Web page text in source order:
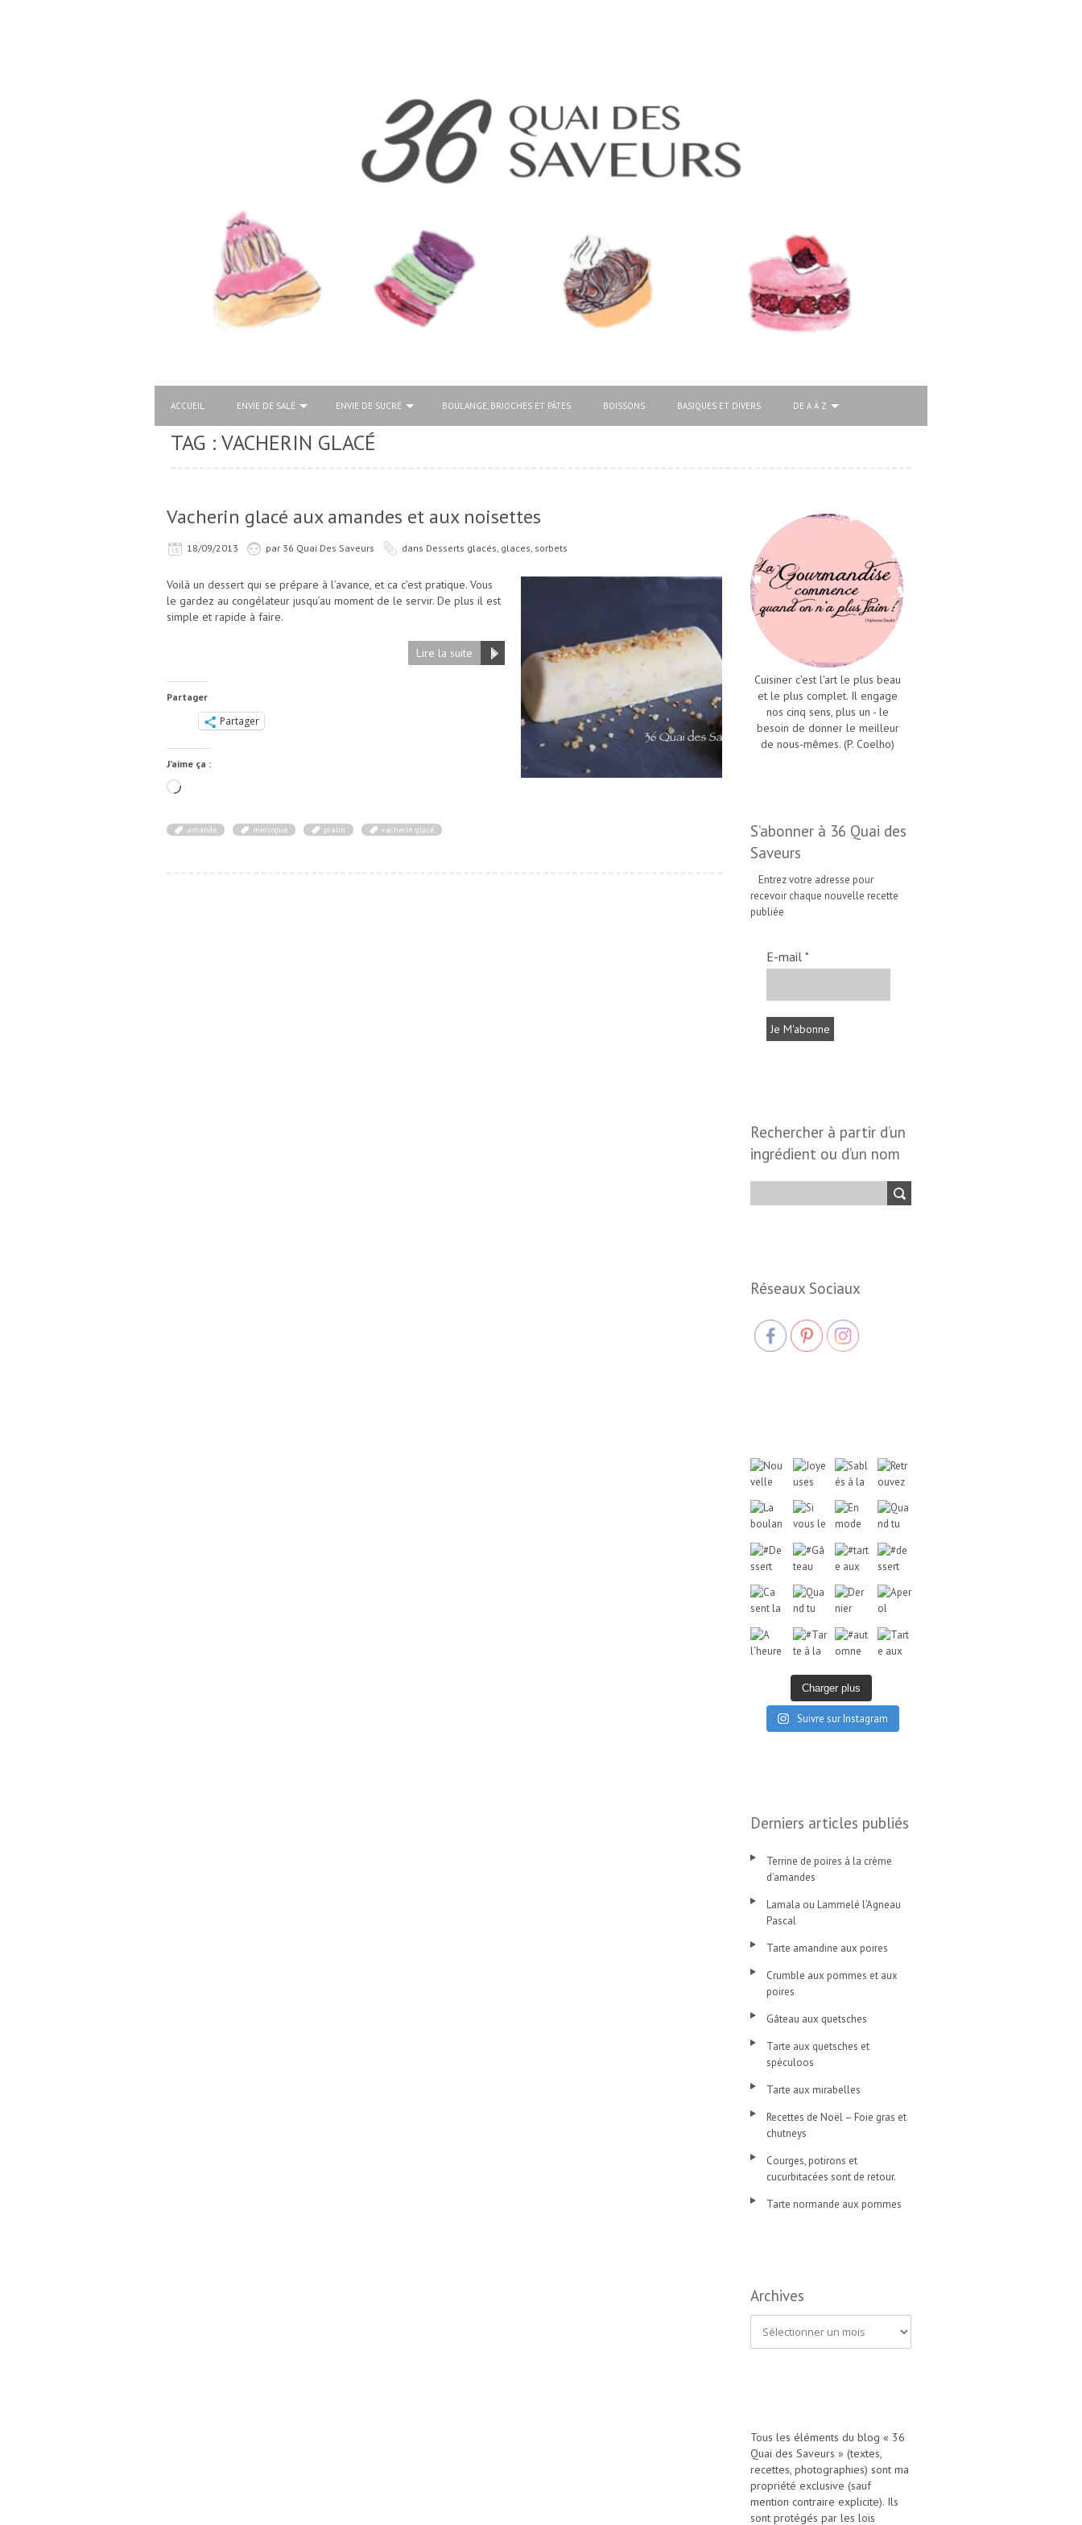
ACCUEIL ENVIE DE SALÉ ENVIE DE SUCRÉ BOULANGE, BRIOCHES ET PÂTES BOISSONS BASIQUES ET DIVERS DE A À Z
TAG : VACHERIN GLACÉ
Vacherin glacé aux amandes et aux noisettes
18/09/2013 par 36 Quai Des Saveurs dans Desserts glacés, glaces, sorbets
Voilà un dessert qui se prépare à l’avance, et ca c’est pratique. Vous
le gardez au congélateur jusqu’au moment de le servir. De plus il est
simple et rapide à faire.
Lire la suite
Partager
Partager
J’aime ça :
Chargement…
amande meringue pralin vacherin glacé
Cuisiner c'est l'art le plus beau
et le plus complet. Il engage
nos cinq sens, plus un - le
besoin de donner le meilleur
de nous-mêmes. (P. Coelho)
S’abonner à 36 Quai des
Saveurs
Entrez votre adresse pour
recevoir chaque nouvelle recette
publiée
E-mail*
Rechercher à partir d’un
ingrédient ou d’un nom
Réseaux Sociaux
Charger plus
Suivre sur Instagram
Derniers articles publiés
Terrine de poires à la crème
d’amandes
Lamala ou Lammelé l’Agneau
Pascal
Tarte amandine aux poires
Crumble aux pommes et aux
poires
Gâteau aux quetsches
Tarte aux quetsches et
spéculoos
Tarte aux mirabelles
Recettes de Noël – Foie gras et
chutneys
Courges, potirons et
cucurbitacées sont de retour.
Tarte normande aux pommes
Archives
A
v
s
Tous les éléments du blog « 36
Quai des Saveurs » (textes,
recettes, photographies) sont ma
propriété exclusive (sauf
mention contraire explicite). Ils
sont protégés par les lois